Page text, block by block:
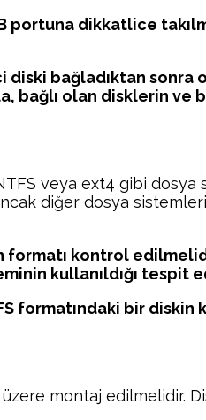
portuna dikkatlice
diski bağladıktan
bağlı olan disklerin
veya ext4 gibi
diğer dosya
formatı kontrol
kullanıldığı tespit
formatındaki bir
montaj edilmelidir.